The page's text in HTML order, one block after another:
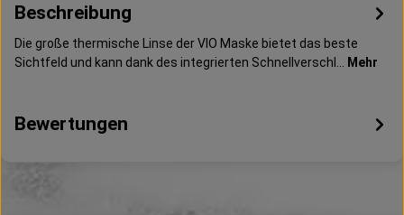
Beschreibung
Die große thermische Linse der VIO Maske bietet das beste
Sichtfeld und kann dank des integrierten Schnellverschl…
Mehr
Bewertungen